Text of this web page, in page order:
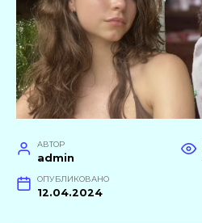
АВТОР
admin
ОПУБЛИКОВАНО
12.04.2024